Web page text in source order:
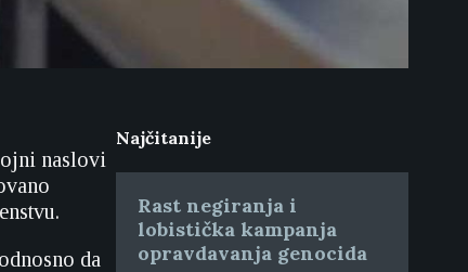
naslovi
da
Najčitanije
Rast negiranja i
lobistička kampanja
opravdavanja genocida